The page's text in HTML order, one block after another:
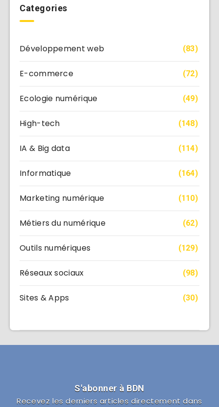
Categories
Développement web (83)
E-commerce (72)
Ecologie numérique (49)
High-tech (148)
IA & Big data (114)
Informatique (164)
Marketing numérique (110)
Métiers du numérique (62)
Outils numériques (129)
Réseaux sociaux (98)
Sites & Apps (30)
S'abonner à BDN
Recevez les derniers articles directement dans